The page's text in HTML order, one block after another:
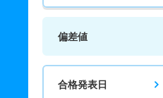
偏差値
合格発表日